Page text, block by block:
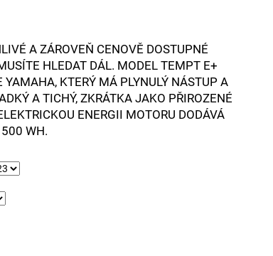
A ZÁROVEŇ CENOVĚ DOSTUPNÉ
HLEDAT DÁL. MODEL TEMPT E+
YAMAHA, KTERÝ MÁ PLYNULÝ NÁSTUP A
A TICHÝ, ZKRÁTKA JAKO PŘIROZENÉ
ENERGII MOTORU DODÁVÁ
500 WH.